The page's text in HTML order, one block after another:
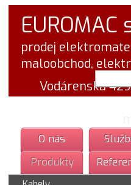
EUROMAC
prodej
maloobchod,
Vodárenská
O nás
Produkty